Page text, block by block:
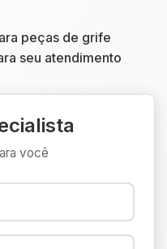
peças de grife
seu atendimento
você